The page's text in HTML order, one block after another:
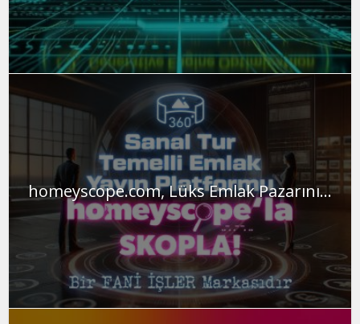
homeyscope.com, Lüks Emlak Pazarını...